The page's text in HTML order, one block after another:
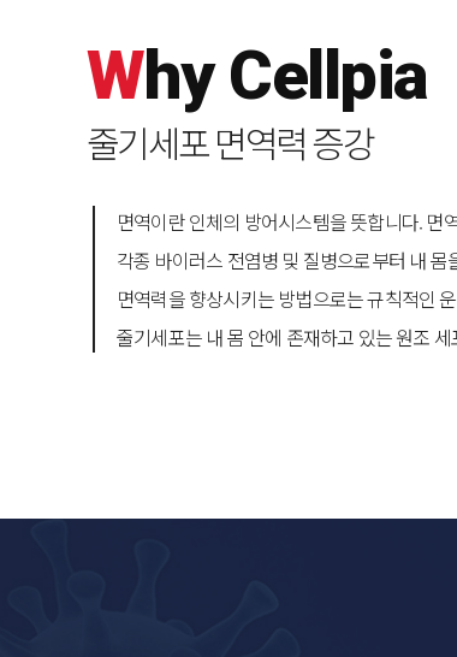
WhyCellpia
줄기세포 면역력 증강
면역이란 인체의 방어시스템을 뜻합니다. 면
각종 바이러스 전염병 및 질병으로부터 내
면역력을 향상시키는 방법으로는 규칙적인
줄기세포는 내 몸 안에 존재하고 있는 원조